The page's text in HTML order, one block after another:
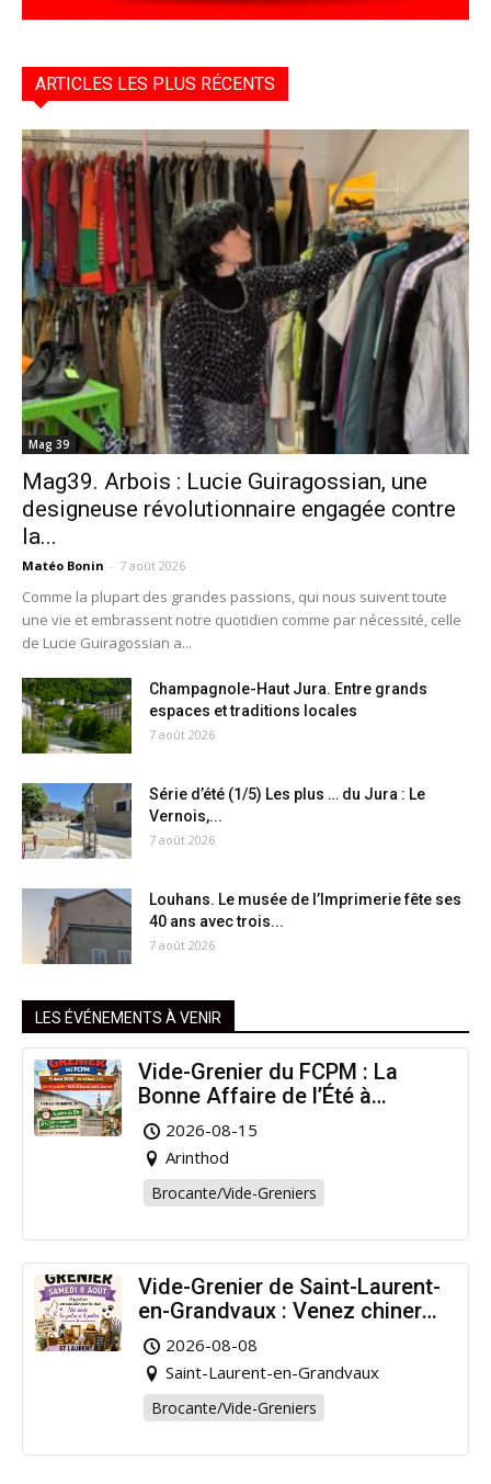
ARTICLES LES PLUS RÉCENTS
Mag 39
Mag39. Arbois : Lucie Guiragossian, une
designeuse révolutionnaire engagée contre
la...
Matéo Bonin - 7 août 2026
Comme la plupart des grandes passions, qui nous suivent toute
une vie et embrassent notre quotidien comme par nécessité, celle
de Lucie Guiragossian a...
Champagnole-Haut Jura. Entre grands
espaces et traditions locales
7 août 2026
Série d’été (1/5) Les plus … du Jura : Le
Vernois,...
7 août 2026
Louhans. Le musée de l’Imprimerie fête ses
40 ans avec trois...
7 août 2026
LES ÉVÉNEMENTS À VENIR
Vide-Grenier du FCPM : La
Bonne Affaire de l’Été à
Arinthod !
2026-08-15
Arinthod
Brocante/Vide-Greniers
Vide-Grenier de Saint-Laurent-
en-Grandvaux : Venez chiner
pour la bonne cause !
2026-08-08
Saint-Laurent-en-Grandvaux
Brocante/Vide-Greniers